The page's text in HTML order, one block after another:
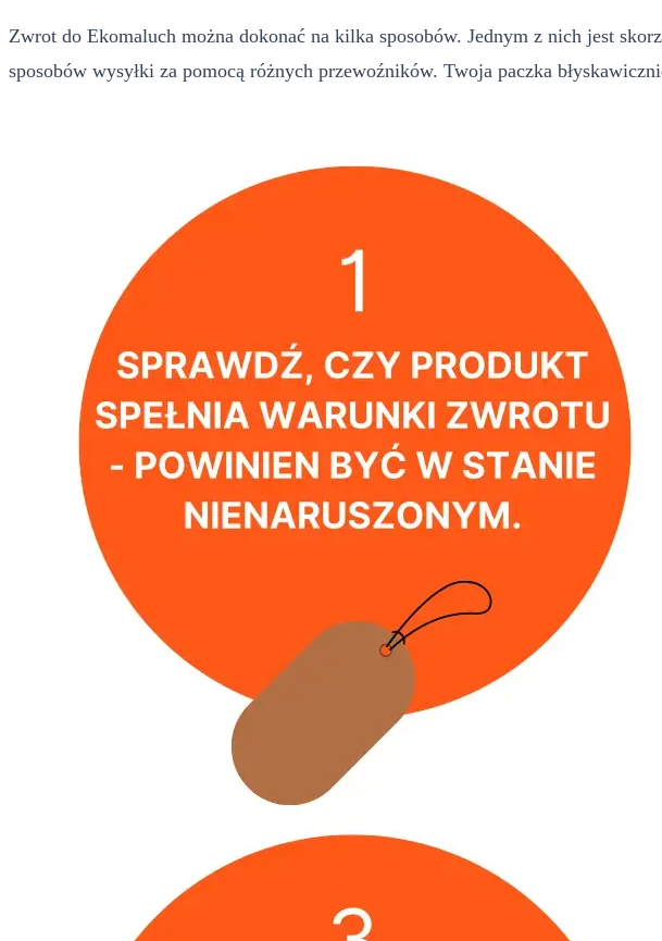
Zwrot do Ekomaluch można dokonać na kilka sposobów. Jednym z nich jest
sposobów wysyłki za pomocą różnych przewoźników. Twoja paczka